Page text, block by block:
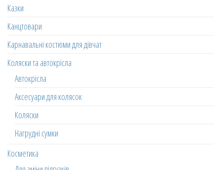
Казки
Канцтовари
Карнавальні костюми для дівчат
Коляски та автокрісла
Автокрісла
Аксесуари для колясок
Коляски
Нагрудні сумки
Косметика